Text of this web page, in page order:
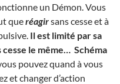
un Démon. Vous
queréagirsans cesse et à
Il est limité par sa
le même… Schéma
pouvez quand à vous
et changer d’action